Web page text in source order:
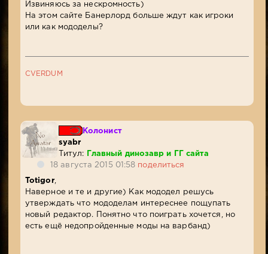
Извиняюсь за нескромность)
На этом сайте Банерлорд больше ждут как игроки
или как мододелы?
CVERDUM
Колонист
syabr
Титул:
Главный динозавр и ГГ сайта
18 августа 2015 01:58 поделиться
Totigor,
Наверное и те и другие) Как мододел решусь
утверждать что мододелам интереснее пощупать
новый редактор. Понятно что поиграть хочется, но
есть ещё недопройденные моды на варбанд)